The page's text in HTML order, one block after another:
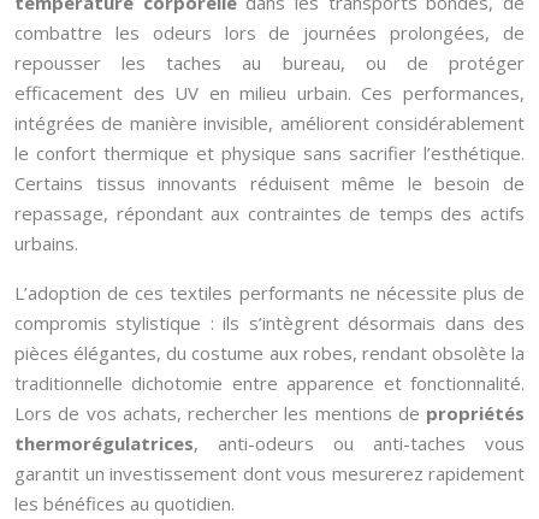
combattre les odeurs lors de journées prolongées, de
repousser les taches au bureau, ou de protéger
efficacement des UV en milieu urbain. Ces performances,
intégrées de manière invisible, améliorent considérablement
le confort thermique et physique sans sacrifier l’esthétique.
Certains tissus innovants réduisent même le besoin de
repassage, répondant aux contraintes de temps des actifs
urbains.
L’adoption de ces textiles performants ne nécessite plus de
compromis stylistique : ils s’intègrent désormais dans des
pièces élégantes, du costume aux robes, rendant obsolète la
traditionnelle dichotomie entre apparence et fonctionnalité.
Lors de vos achats, rechercher les mentions de propriétés
thermorégulatrices, anti-odeurs ou anti-taches vous
garantit un investissement dont vous mesurerez rapidement
les bénéfices au quotidien.